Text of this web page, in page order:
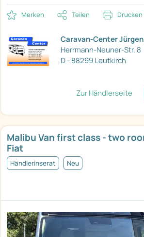
Merken Teilen Drucken
Caravan-Center
Herrmann-Neuner-Str. 8
D - 88299 Leutkirch
Zur Händlerseite
Malibu Van first class - two
Fiat
Händlerinserat Neu